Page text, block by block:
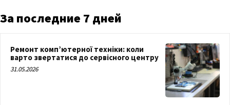
За последние 7 дней
Ремонт комп’ютерної техніки: коли
варто звертатися до сервісного центру
31.05.2026